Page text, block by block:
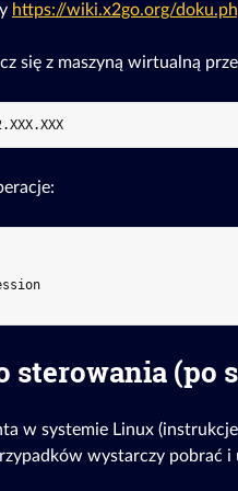
https://wiki.x2go.org/
się z maszyną wirtualną
ssh -i /path/to/private/key.pem eouser@194.152.XXX.XXX
sterowania (po
w systemie Linux
wystarczy pobrać i